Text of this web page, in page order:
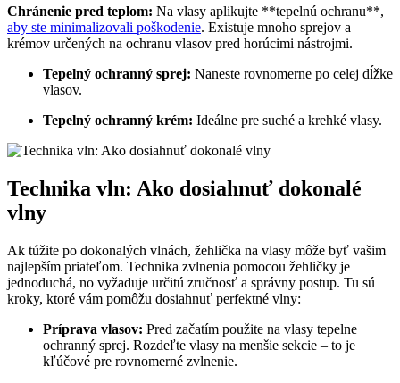
Chránenie pred teplom: Na vlasy aplikujte **tepelnú ochranu**,
aby ste minimalizovali poškodenie. Existuje mnoho sprejov a
krémov určených na ochranu vlasov pred horúcimi nástrojmi.
Tepelný ochranný sprej: Naneste rovnomerne po celej dĺžke
vlasov.
Tepelný ochranný krém: Ideálne pre suché a krehké vlasy.
Technika vln: Ako dosiahnuť dokonalé
vlny
Ak túžite po dokonalých vlnách, žehlička na vlasy môže byť vašim
najlepším priateľom. Technika zvlnenia pomocou žehličky je
jednoduchá, no vyžaduje určitú zručnosť a správny postup. Tu sú
kroky, ktoré vám pomôžu dosiahnuť perfektné vlny:
Príprava vlasov: Pred začatím použite na vlasy tepelne
ochranný sprej. Rozdeľte vlasy na menšie sekcie – to je
kľúčové pre rovnomerné zvlnenie.